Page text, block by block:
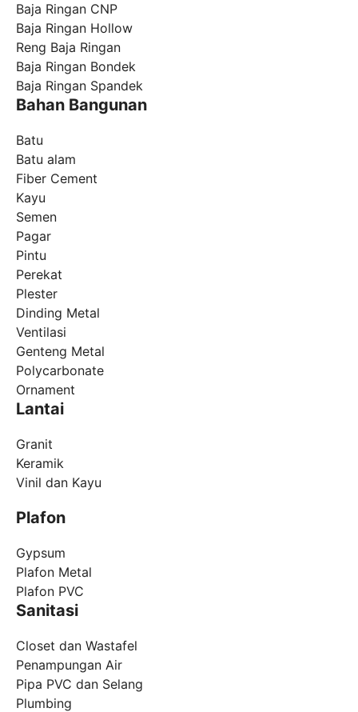
Baja Ringan CNP
Baja Ringan Hollow
Reng Baja Ringan
Baja Ringan Bondek
Baja Ringan Spandek
Bahan Bangunan
Batu
Batu alam
Fiber Cement
Kayu
Semen
Pagar
Pintu
Perekat
Plester
Dinding Metal
Ventilasi
Genteng Metal
Polycarbonate
Ornament
Lantai
Granit
Keramik
Vinil dan Kayu
Plafon
Gypsum
Plafon Metal
Plafon PVC
Sanitasi
Closet dan Wastafel
Penampungan Air
Pipa PVC dan Selang
Plumbing